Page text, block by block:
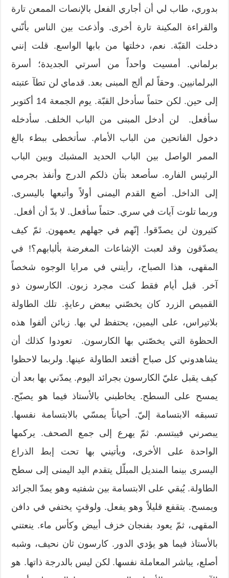
بدوري، طاب لي أن أجاري الفعل بالإنصات الممعن تارة
والقراءة المكينة تارة أخرى. وأذعت بين الناس بأنّني
دخلت القبّة. نعم، دخلتها من بابها الواسع. قلت إنني
برلماني. أمسيت واحداً من أسرتي الجديدة؛ أسرة
البرلمانيين. وحقاً لم ألج المبنى بعد. قدماي لن تطآ عتبته
إلى حين. لكن حتماً سأدخل القبّة. يوم الجمعة 14 أكتوبر
سأفعل. لن أدخل المبنى من الباب الخلف. سأدخله
دخول الفاتحين من الباب الأمام. سأتخطى ببطء بالغ
الممر الواصل بين الباب الحديد المشبك وبين الباب
الرئيس الفاره. سأصعد بتأن ذلكم الدرج وأنفذ بجرمي
إلى الداخل. أضع القدم اليمنى أولاً وأتبعها باليسرى.
وربما تلوت آيات في سري. حتماً سأفعل. لا بدّ أن أفعل.
كثيرون لن يصدّقوا. إنّهم في جهلهم يعمهون. ثمّ كيف
يصدّقون وقد لعبت الإشاعات المغرضة بألبابهم؟! في
المقهى، هذا الصباح، رأيتني في مرايا الوجوه شخصاً
آخر. قبل أيام فقط كنت مجرد زبون. الكارسون ذو
القميص الزرد كان يخصّني ببعض رعايةٍ. تلك الطاولة
بلاتيراس، على اليمين، يحتفظ لي بها. زبائن ألفوا هذه
الحظوة التي يخصّني بها الكارسون. تعودوا كذلك أن
يشاهدوني كل صباح أقتعد الطاولة عينها. ولربما لاحظوا
كيف يقبل عليّ الكارسون بجرائد اليوم. يمدّني بها بعد أن
يمسح على السطح. يخاطبني بالأستاذ فيما هو يصبّح.
تسبقه الابتسامة إليّ. أحياناً يمسّي بالابتسامة نفسها.
يبصرني فيبتسم. ثمّ يهرع إلى جمع الصحف. يركمها
الواحدة على الأخرى، ويأتيني بها تحت إبط الذراع
اليسرى بينما المنديل المبلّل يتقدم اليد اليمنى إلى سطح
الطاولة. يُبقي على الابتسامة بين شفتيه وهو يمدّ الجرائد
ويمسح. يتقفع قليلاً وهو يفعل. ولوقتٍ يختفي في دافن
المقهى، ثمّ يعود بفنجان خزف أبيض وكأس ماء. ينعتني
بالأستاذ فيما هو يؤدي الدور. كارسون ثان نحيف، وشبه
أصلع، يباشر المعاملة نفسها. لكن ليس بالدرجة ذاتها. هو